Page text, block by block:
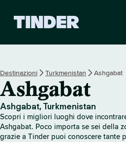
i
T
i
n
d
e
r
Destinazioni Turkmenistan Ashgabat
Ashgabat
Ashgabat, Turkmenistan
Scopri i migliori luoghi dove
Ashgabat. Poco importa se sei della
grazie a Tinder puoi conoscere tante